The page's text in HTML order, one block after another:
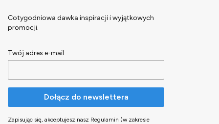
Cotygodniowa dawka inspiracji i wyjątkowych
promocji.
Twój adres e-mail
Dołącz do newslettera
Zapisując się, akceptujesz nasz Regulamin (w zakresie